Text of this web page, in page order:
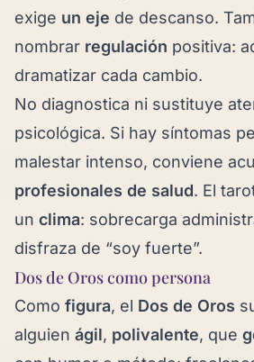
exige un eje de descanso.
nombrar regulación positiva:
dramatizar cada cambio.
No diagnostica ni sustituye
psicológica. Si hay síntomas
malestar intenso, conviene
profesionales de salud. El
un clima: sobrecarga
disfraza de “soy fuerte”.
Dos de Oros como persona
Como figura, el Dos de Oros
alguien ágil, polivalente, que